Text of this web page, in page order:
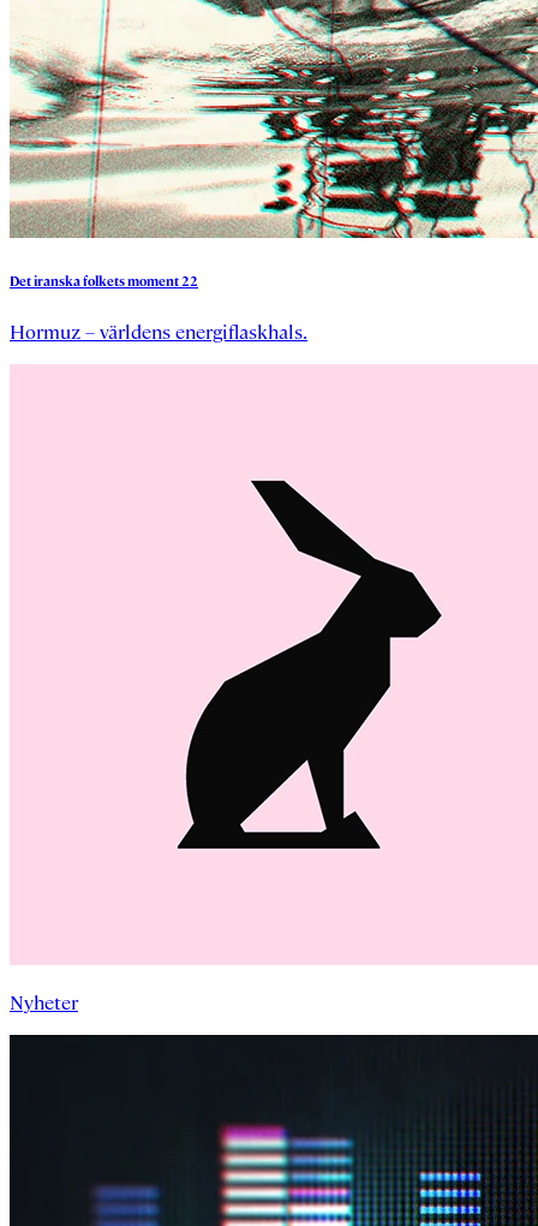
Detiranskafolketsmoment22
Hormuz – världens energiflaskhals.
Nyheter